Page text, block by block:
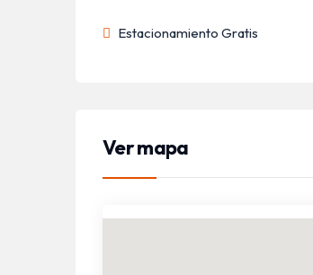
Estacionamiento Gratis
Ver mapa